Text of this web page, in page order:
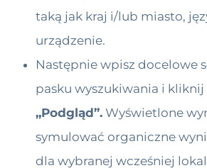
taką jak kraj i/lub miasto,
urządzenie.
Następnie wpisz docelowe
pasku wyszukiwania i kliknij
„Podgląd”. Wyświetlone
symulować organiczne
dla wybranej wcześniej